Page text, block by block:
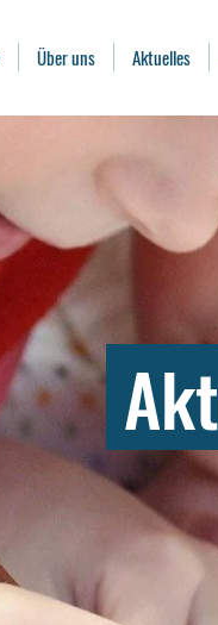
Über uns Aktuelles